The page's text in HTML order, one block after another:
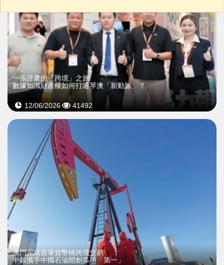
一張證書的「跨境」之旅
數據知識財產權如何打通琴澳「新動脈」？
12/06/2026 41492
澳門完成首筆貨幣橋跨境交易
中銀攜手中國石油開創多項「第一」